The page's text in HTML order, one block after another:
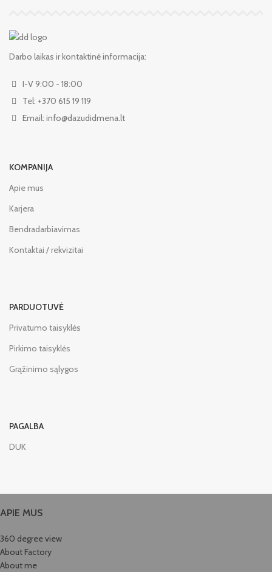
Darbo laikas ir kontaktinė informacija:
I-V 9:00 - 18:00
Tel: +370 615 19 119
Email: info@dazudidmena.lt
KOMPANIJA
Apie mus
Karjera
Bendradarbiavimas
Kontaktai / rekvizitai
PARDUOTUVĖ
Privatumo taisyklės
Pirkimo taisyklės
Grąžinimo sąlygos
PAGALBA
DUK
APIE MUS
360 degree view
About Factory
About me